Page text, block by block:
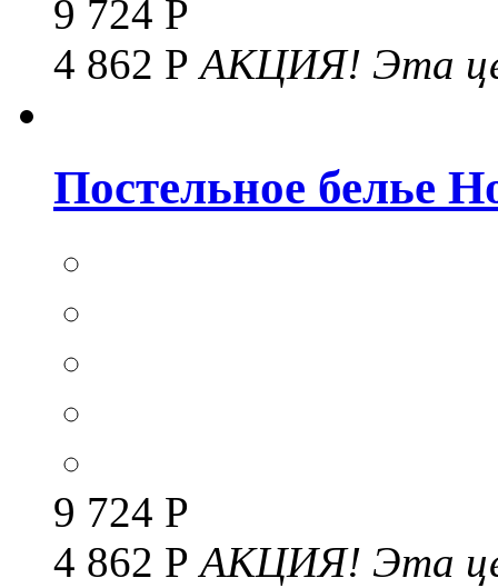
9 724 Р
4 862 Р АКЦИЯ! Эта
Постельное белье
9 724 Р
4 862 РАКЦИЯ! Эта